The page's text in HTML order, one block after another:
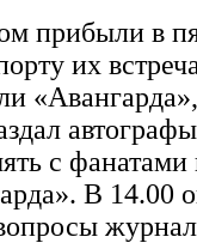
прибыли в
их
с
В 14.00